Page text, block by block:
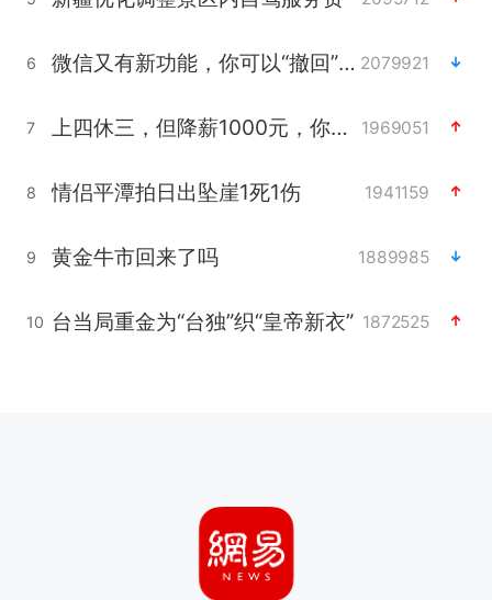
6 微信又有新功能，你可以“撤回”你的撤回了！ 2079921
7 上四休三，但降薪1000元，你接受吗？ 1969051
8 情侣平潭拍日出坠崖1死1伤 1941159
9 黄金牛市回来了吗 1889985
10 台当局重金为“台独”织“皇帝新衣” 1872525